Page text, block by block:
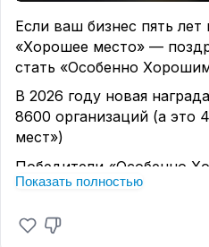
Если ваш бизнес пять лет
«Хорошее место» —
стать «Особенно
В 2026 году новая
8600 организаций (а это
мест»)
Победители «Особенно
заказать статуэтку в
и повысит доверие
Показать полностью